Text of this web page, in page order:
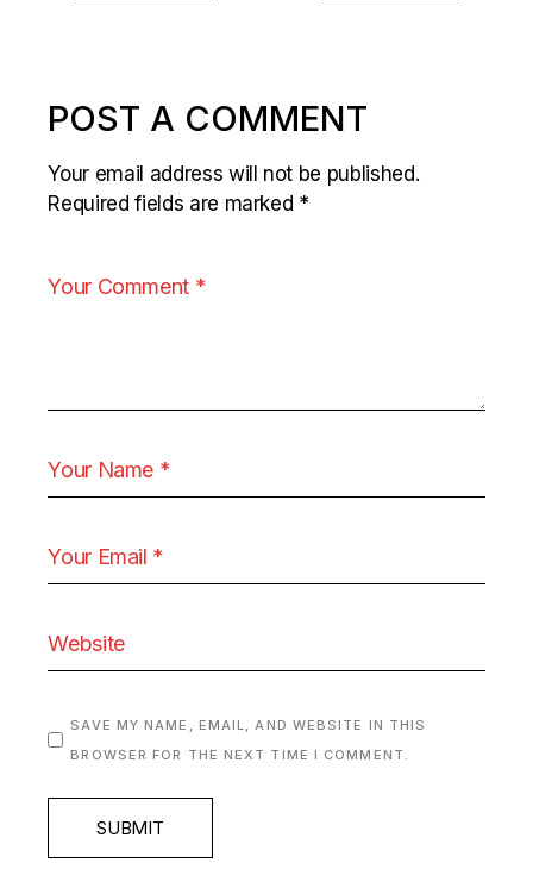
POST A COMMENT
Your email address will not be published.
Required fields are marked *
SAVE MY NAME, EMAIL, AND WEBSITE IN THIS
BROWSER FOR THE NEXT TIME I COMMENT.
SUBMIT